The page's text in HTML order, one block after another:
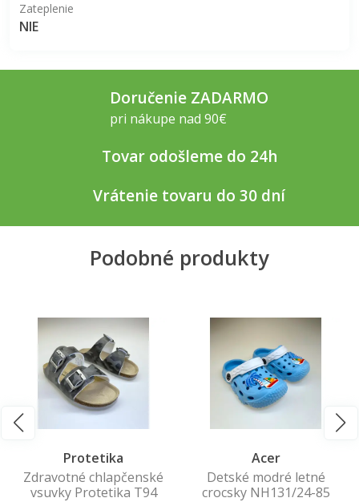
Zateplenie
NIE
Doručenie ZADARMO
pri nákupe nad 90€
Tovar odošleme do 24h
Vrátenie tovaru do 30 dní
Podobné produkty
Protetika
Zdravotné chlapčenské
vsuvky Protetika T94
Acer
Detské modré letné
crocsky NH131/24-85